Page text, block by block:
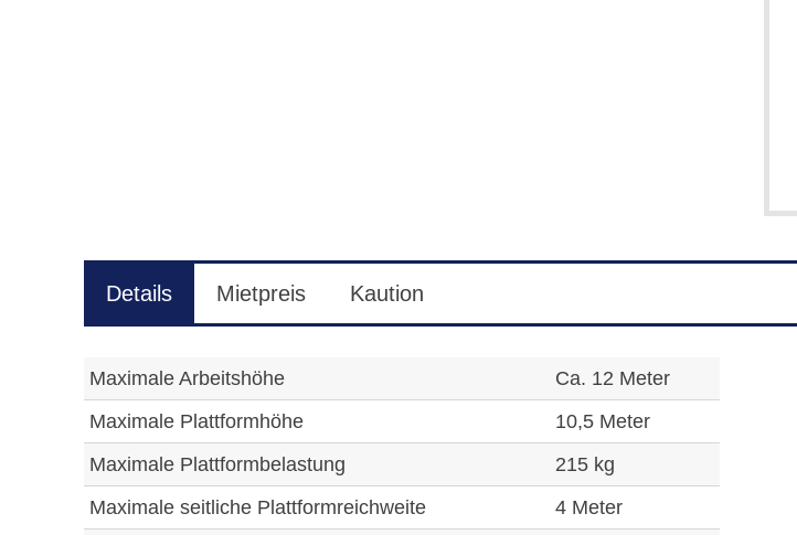
Details Mietpreis Kaution
Maximale Arbeitshöhe
Ca. 12 Meter
Maximale Plattformhöhe
10,5 Meter
Maximale Plattformbelastung
215 kg
Maximale seitliche Plattformreichweite
4 Meter